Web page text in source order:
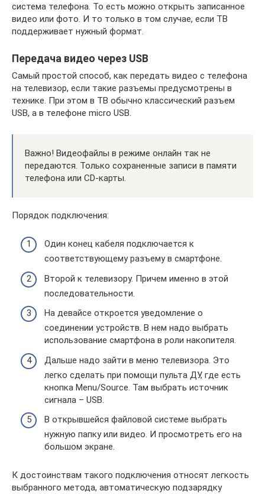
система телефона. То есть можно открыть записанное
видео или фото. И то только в том случае, если ТВ
поддерживает нужный формат.
Передача видео через USB
Самый простой способ, как передать видео с телефона
на телевизор, если такие разъемы предусмотрены в
технике. При этом в ТВ обычно классический разъем
USB, а в телефоне micro USB.
Важно! Видеофайлы в режиме онлайн так не
передаются. Только сохраненные записи в памяти
телефона или CD-карты.
Порядок подключения:
Один конец кабеля подключается к
соответствующему разъему в смартфоне.
Второй к телевизору. Причем именно в этой
последовательности.
На девайсе откроется уведомление о
соединении устройств. В нем надо выбрать
использование смартфона в роли накопителя.
Дальше надо зайти в меню телевизора. Это
легко сделать при помощи пульта ДУ, где есть
кнопка Menu/Source. Там выбрать источник
сигнала – USB.
В открывшейся файловой системе выбрать
нужную папку или видео. И просмотреть его на
большом экране.
К достоинствам такого подключения относят легкость
выбранного метода, автоматическую подзарядку